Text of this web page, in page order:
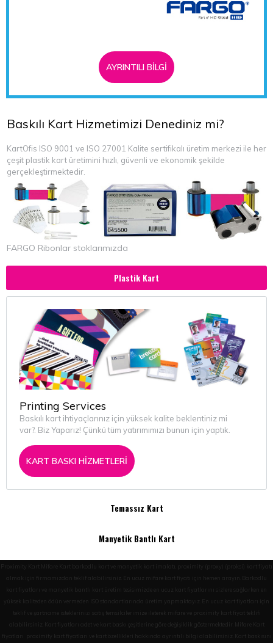
AYRINTILI BİLGİ
Baskılı Kart Hizmetimizi Denediniz mi?
KartOfis ISO 9001 ve ISO 27001 Kalite sertifikalı üretim merkezi ile her
çeşit plastik kart üretimini hızlı, güvenli ve ekonomik şekilde
gerçekleştirmektedir.
FARGO Ribonlar stoklarımızda
Plastik Kart
Printing Services
Baskılı kart ihtiyaçlarınız için yüksek kalite beklentiniz mi
var?. Biz Yaparız! Çünkü tüm yatırımımızı bunun için yaptık.
KART BASKI HİZMETLERİ
Temassız Kart
Manyetik Bantlı Kart
Proximity Kart Mifare Kart barkodlu kart ve manyetik kart imalatı, proximity (proxy) (proksi) kart fiyatı
almak için firmamızdan teklif alabilirsiniz. En ucuz mifare kart fiyatı için hemen arayın. Barkodlu
kart fiyatları ve manyetik bantlı kart üretim tesisimizde en ucuz kart fiyatlarını sizlere sağlarken en
yüksek kaliteden ödün vermeden ISO standartlarında üretim yapmaktayız. En ucuz kart fiyatları için
teklif ve şartname isteklerinizi satış temsilcilerimize ileterek mifare ve proximity kart fiyat teklifi
alabilirsiniz. Kart fiyatları adet ve kart baskı çeşitlerine göre değişiklik göstermektedir. Mifare Kart
fiyatları proximity kart fiyatları ve kart özellikleri hakkında ayrıntılı bilgi alabilirsiniz. Kart baskısını